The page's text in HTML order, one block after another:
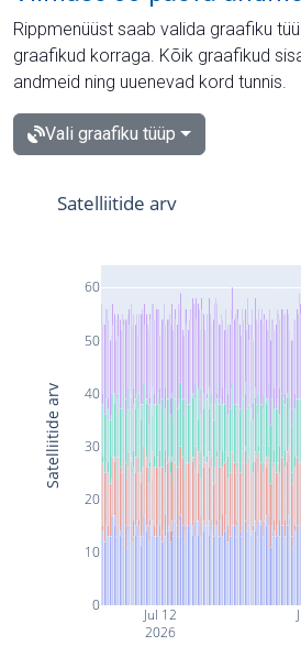
Rippmenüüst saab valida graafiku
graafikud korraga. Kõik graafikud
andmeid ning uuenevad kord tunnis.
Vali graafiku tüüp
Jul 12
2026
0
10
20
30
40
50
60
Satelliitide arv
Satelliitide arv